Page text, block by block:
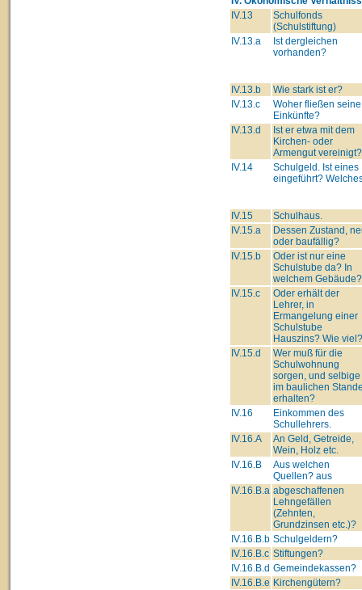
IV.13
Schulfonds
(Schulstiftung)
IV.13.a
Ist dergleichen
vorhanden?
IV.13.b
Wie stark ist er?
IV.13.c
Woher fließen seine
Einkünfte?
IV.13.d
Ist er etwa mit dem
Kirchen- oder
Armengut vereinigt?
IV.14
Schulgeld. Ist eines
eingeführt?
IV.15
Schulhaus.
IV.15.a
Dessen Zustand,
oder baufällig?
IV.15.b
Oder ist nur eine
Schulstube da? In
welchem Gebäude?
IV.15.c
Oder erhält der
Lehrer, in
Ermangelung einer
Schulstube
Hauszins? Wie viel?
IV.15.d
Wer muß für die
Schulwohnung
sorgen, und selbige
im baulichen
erhalten?
IV.16
Einkommen des
Schullehrers.
IV.16.A
An Geld, Getreide,
Wein, Holz etc.
IV.16.B
Aus welchen
Quellen? aus
IV.16.B.a abgeschaffenen
Lehngefällen
(Zehnten,
Grundzinsen etc.)?
IV.16.B.b Schulgeldern?
IV.16.B.c Stiftungen?
IV.16.B.d Gemeindekassen?
IV.16.B.e Kirchengütern?